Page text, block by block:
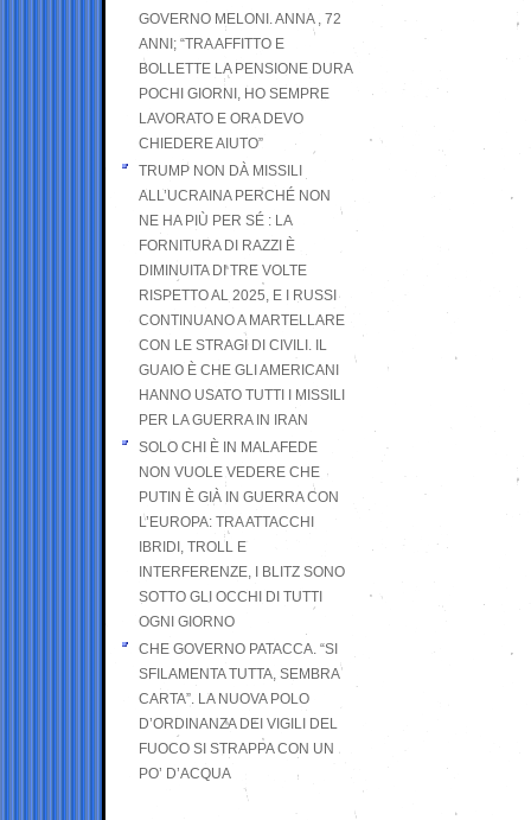
GOVERNO MELONI. ANNA , 72
ANNI; “TRA AFFITTO E
BOLLETTE LA PENSIONE DURA
POCHI GIORNI, HO SEMPRE
LAVORATO E ORA DEVO
CHIEDERE AIUTO”
TRUMP NON DÀ MISSILI
ALL’UCRAINA PERCHÉ NON
NE HA PIÙ PER SÉ : LA
FORNITURA DI RAZZI È
DIMINUITA DI TRE VOLTE
RISPETTO AL 2025, E I RUSSI
CONTINUANO A MARTELLARE
CON LE STRAGI DI CIVILI. IL
GUAIO È CHE GLI AMERICANI
HANNO USATO TUTTI I MISSILI
PER LA GUERRA IN IRAN
SOLO CHI È IN MALAFEDE
NON VUOLE VEDERE CHE
PUTIN È GIÀ IN GUERRA CON
L’EUROPA: TRA ATTACCHI
IBRIDI, TROLL E
INTERFERENZE, I BLITZ SONO
SOTTO GLI OCCHI DI TUTTI
OGNI GIORNO
CHE GOVERNO PATACCA. “SI
SFILAMENTA TUTTA, SEMBRA
CARTA”. LA NUOVA POLO
D’ORDINANZA DEI VIGILI DEL
FUOCO SI STRAPPA CON UN
PO’ D’ACQUA